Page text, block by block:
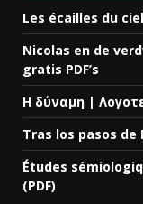
Les écailles du
Nicolas en de
gratis PDF’s
Η δύναμη |
Tras los pasos de
Études
(PDF)